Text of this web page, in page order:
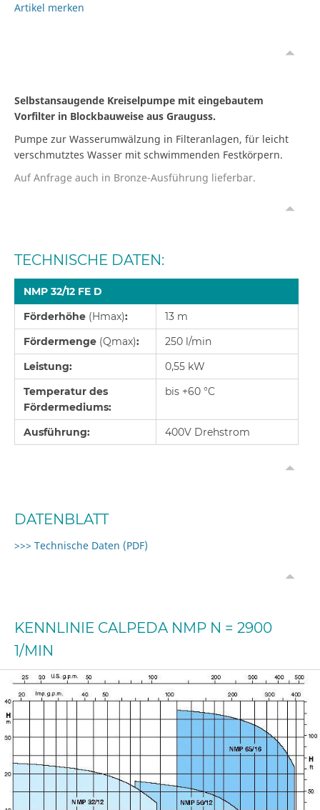
Artikel merken
Selbstansaugende Kreiselpumpe mit eingebautem
Vorfilter in Blockbauweise aus Grauguss.
Pumpe zur Wasserumwälzung in Filteranlagen, für leicht
verschmutztes Wasser mit schwimmenden Festkörpern.
Auf Anfrage auch in Bronze-Ausführung lieferbar.
TECHNISCHE DATEN:
NMP 32/12 FE D
Förderhöhe (Hmax):
13 m
Fördermenge (Qmax):
250 l/min
Leistung:
0,55 kW
Temperatur des
Fördermediums:
bis +60 °C
Ausführung: 400V Drehstrom
DATENBLATT
>>> Technische Daten (PDF)
KENNLINIE CALPEDA NMP N = 2900
1/MIN